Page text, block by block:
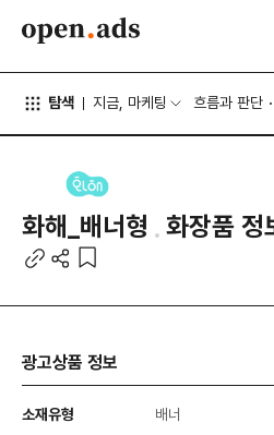
탐색 지금, 마케팅 흐름과 판단
화해_배너형 화장품 정
광고상품 정보
소재유형 배너